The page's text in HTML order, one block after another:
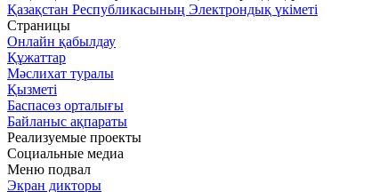
Қазақстан Республикасының Электрондық үкіметі
Страницы
Онлайн қабылдау
Құжаттар
Мәслихат туралы
Қызметі
Баспасөз орталығы
Байланыс ақпараты
Реализуемые проекты
Социальные медиа
Меню подвал
Экран дикторы